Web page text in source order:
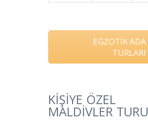
EGZOTİK ADA
TURLARI
KİŞİYE ÖZEL
MALDİVLER TURU